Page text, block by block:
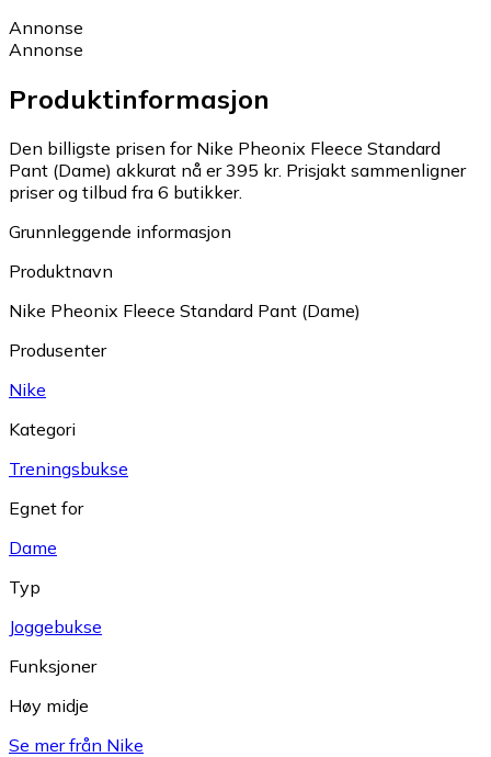
Annonse
Annonse
Produktinformasjon
Den billigste prisen for Nike Pheonix Fleece Standard
Pant (Dame) akkurat nå er 395 kr. Prisjakt sammenligner
priser og tilbud fra 6 butikker.
Grunnleggende informasjon
Produktnavn
Nike Pheonix Fleece Standard Pant (Dame)
Produsenter
Nike
Kategori
Treningsbukse
Egnet for
Dame
Typ
Joggebukse
Funksjoner
Høy midje
Se mer från Nike